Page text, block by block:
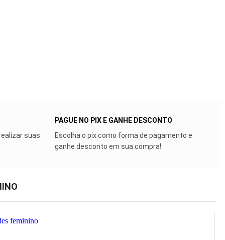
suas
PAGUE NO PIX E GANHE DESCONTO
Escolha o pix como forma de pagamento e
ganhe desconto em sua compra!
feminino